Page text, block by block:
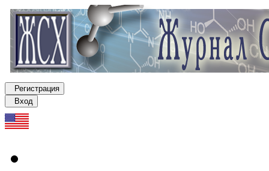
Регистрация
Вход